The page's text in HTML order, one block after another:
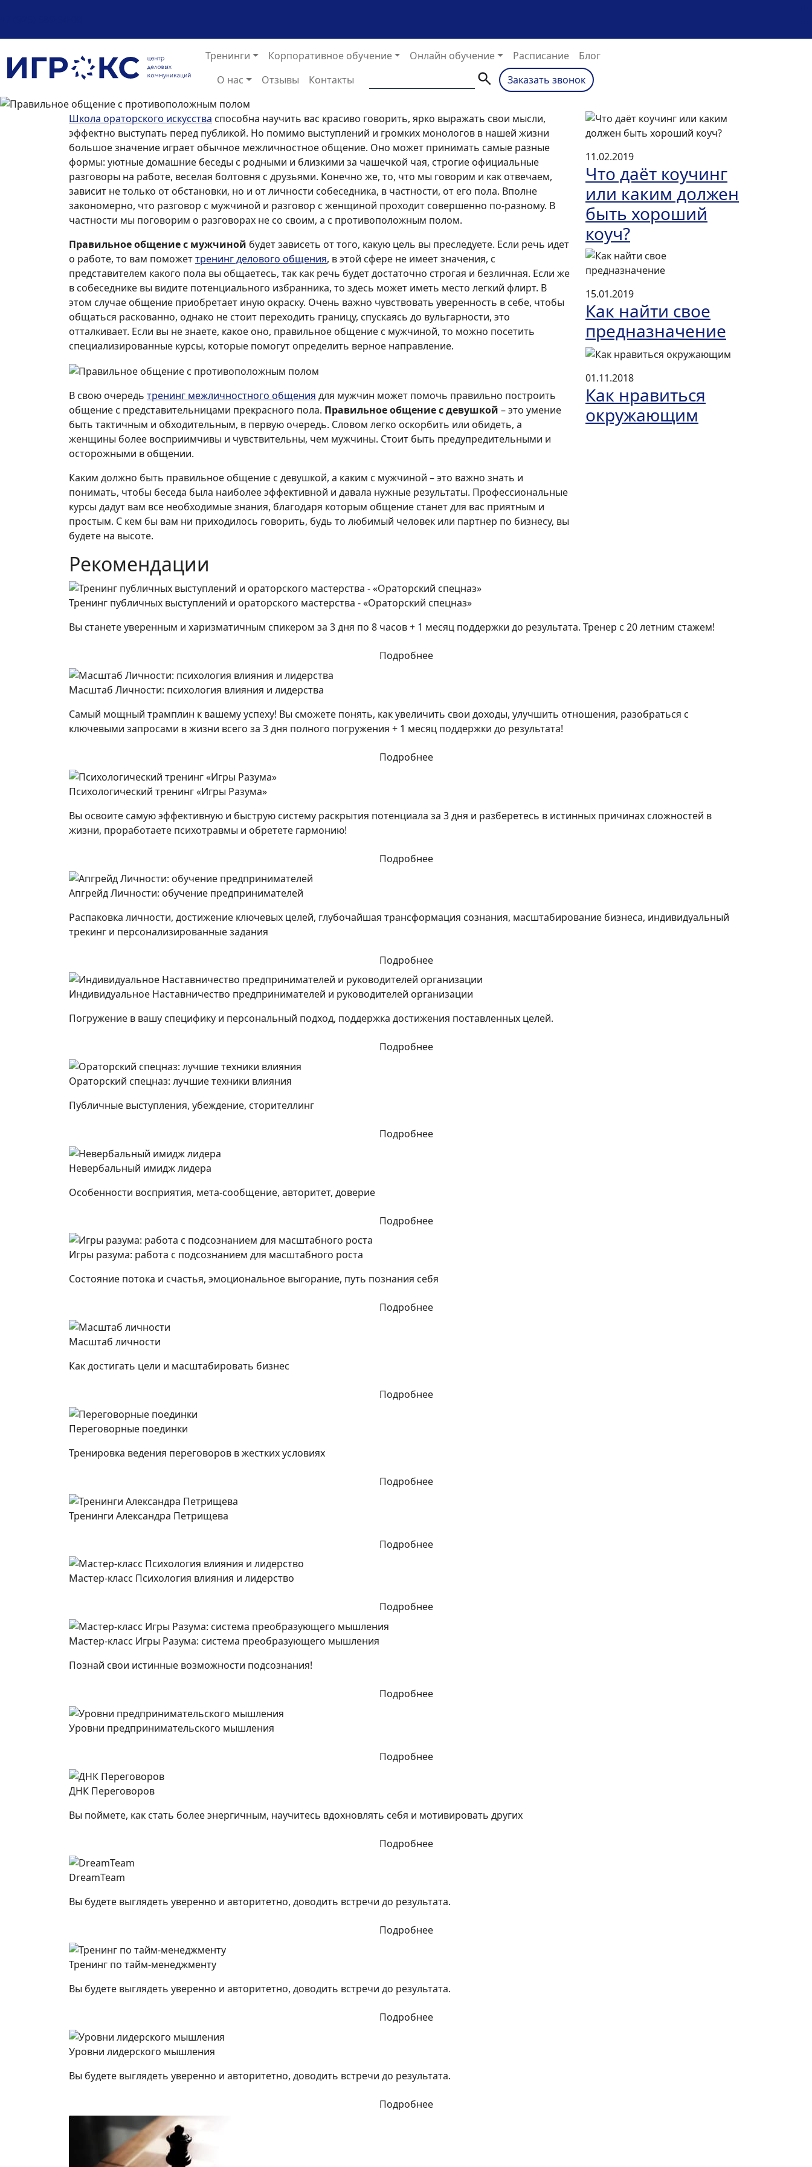
Тренинги Корпоративное обучение Онлайн обучение Расписание
Блог
О нас
Отзывы Контакты Заказать звонок
Школа ораторского искусства способна научить вас красиво говорить, ярко выражать свои мысли,
эффектно выступать перед публикой. Но помимо выступлений и громких монологов в нашей жизни
большое значение играет обычное межличностное общение. Оно может принимать самые разные
формы: уютные домашние беседы с родными и близкими за чашечкой чая, строгие официальные
разговоры на работе, веселая болтовня с друзьями. Конечно же, то, что мы говорим и как отвечаем,
зависит не только от обстановки, но и от личности собеседника, в частности, от его пола. Вполне
закономерно, что разговор с мужчиной и разговор с женщиной проходит совершенно по-разному. В
частности мы поговорим о разговорах не со своим, а с противоположным полом.
Правильное общение с мужчиной будет зависеть от того, какую цель вы преследуете. Если речь идет
о работе, то вам поможеттренинг делового общения, в этой сфере не имеет значения, с
представителем какого пола вы общаетесь, так как речь будет достаточно строгая и безличная. Если же
в собеседнике вы видите потенциального избранника, то здесь может иметь место легкий флирт. В
этом случае общение приобретает иную окраску. Очень важно чувствовать уверенность в себе, чтобы
общаться раскованно, однако не стоит переходить границу, спускаясь до вульгарности, это
отталкивает. Если вы не знаете, какое оно, правильное общение с мужчиной, то можно посетить
специализированные курсы, которые помогут определить верное направление.
В свою очередь тренинг межличностного общения для мужчин может помочь правильно построить
общение с представительницами прекрасного пола. Правильное общение с девушкой – это умение
быть тактичным и обходительным, в первую очередь. Словом легко оскорбить или обидеть, а
женщины более восприимчивы и чувствительны, чем мужчины. Стоит быть предупредительными и
осторожными в общении.
Каким должно быть правильное общение с девушкой, а каким с мужчиной – это важно знать и
понимать, чтобы беседа была наиболее эффективной и давала нужные результаты. Профессиональные
курсы дадут вам все необходимые знания, благодаря которым общение станет для вас приятным и
простым. С кем бы вам ни приходилось говорить, будь то любимый человек или партнер по бизнесу, вы
будете на высоте.
11.02.2019
Что даёт коучинг
или каким должен
быть хороший
коуч?
15.01.2019
Как найти свое
предназначение
01.11.2018
Как нравиться
окружающим
Рекомендации
Тренинг публичных выступлений и ораторского мастерства - «Ораторский спецназ»
Вы станете уверенным и харизматичным спикером за 3 дня по 8 часов + 1 месяц поддержки до результата. Тренер с 20 летним стажем!
Подробнее
Масштаб Личности: психология влияния и лидерства
Самый мощный трамплин к вашему успеху! Вы сможете понять, как увеличить свои доходы, улучшить отношения, разобраться с
ключевыми запросами в жизни всего за 3 дня полного погружения + 1 месяц поддержки до результата!
Подробнее
Психологический тренинг «Игры Разума»
Вы освоите самую эффективную и быструю систему раскрытия потенциала за 3 дня и разберетесь в истинных причинах сложностей в
жизни, проработаете психотравмы и обретете гармонию!
Подробнее
Апгрейд Личности: обучение предпринимателей
Распаковка личности, достижение ключевых целей, глубочайшая трансформация сознания, масштабирование бизнеса, индивидуальный
трекинг и персонализированные задания
Подробнее
Индивидуальное Наставничество предпринимателей и руководителей организации
Погружение в вашу специфику и персональный подход, поддержка достижения поставленных целей.
Подробнее
Ораторский спецназ: лучшие техники влияния
Публичные выступления, убеждение, сторителлинг
Подробнее
Невербальный имидж лидера
Особенности восприятия, мета-сообщение, авторитет, доверие
Подробнее
Игры разума: работа с подсознанием для масштабного роста
Состояние потока и счастья, эмоциональное выгорание, путь познания себя
Подробнее
Масштаб личности
Как достигать цели и масштабировать бизнес
Подробнее
Переговорные поединки
Тренировка ведения переговоров в жестких условиях
Подробнее
Тренинги Александра Петрищева
Подробнее
Мастер-класс Психология влияния и лидерство
Подробнее
Мастер-класс Игры Разума: система преобразующего мышления
Познай свои истинные возможности подсознания!
Подробнее
Уровни предпринимательского мышления
Подробнее
ДНК Переговоров
Вы поймете, как стать более энергичным, научитесь вдохновлять себя и мотивировать других
Подробнее
DreamTeam
Вы будете выглядеть уверенно и авторитетно, доводить встречи до результата.
Подробнее
Тренинг по тайм-менеджменту
Вы будете выглядеть уверенно и авторитетно, доводить встречи до результата.
Подробнее
Уровни лидерского мышления
Вы будете выглядеть уверенно и авторитетно, доводить встречи до результата.
Подробнее